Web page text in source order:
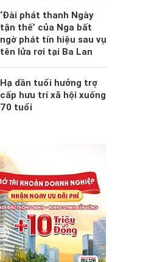
‘Đài phát thanh Ngày
tận thế’ của Nga bất
ngờ phát tín hiệu sau vụ
tên lửa rơi tại Ba Lan
Hạ dần tuổi hưởng trợ
cấp hưu trí xã hội xuống
70 tuổi